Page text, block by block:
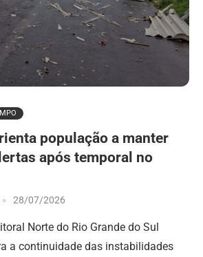
população a manter
após temporal no
28/07/2026
Norte do Rio Grande do Sul
a continuidade das instabilidades